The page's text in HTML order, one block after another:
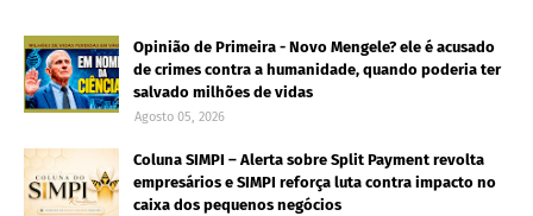
Opinião de Primeira - Novo Mengele? ele é acusado
de crimes contra a humanidade, quando poderia ter
salvado milhões de vidas
Agosto 05, 2026
Coluna SIMPI – Alerta sobre Split Payment revolta
empresários e SIMPI reforça luta contra impacto no
caixa dos pequenos negócios